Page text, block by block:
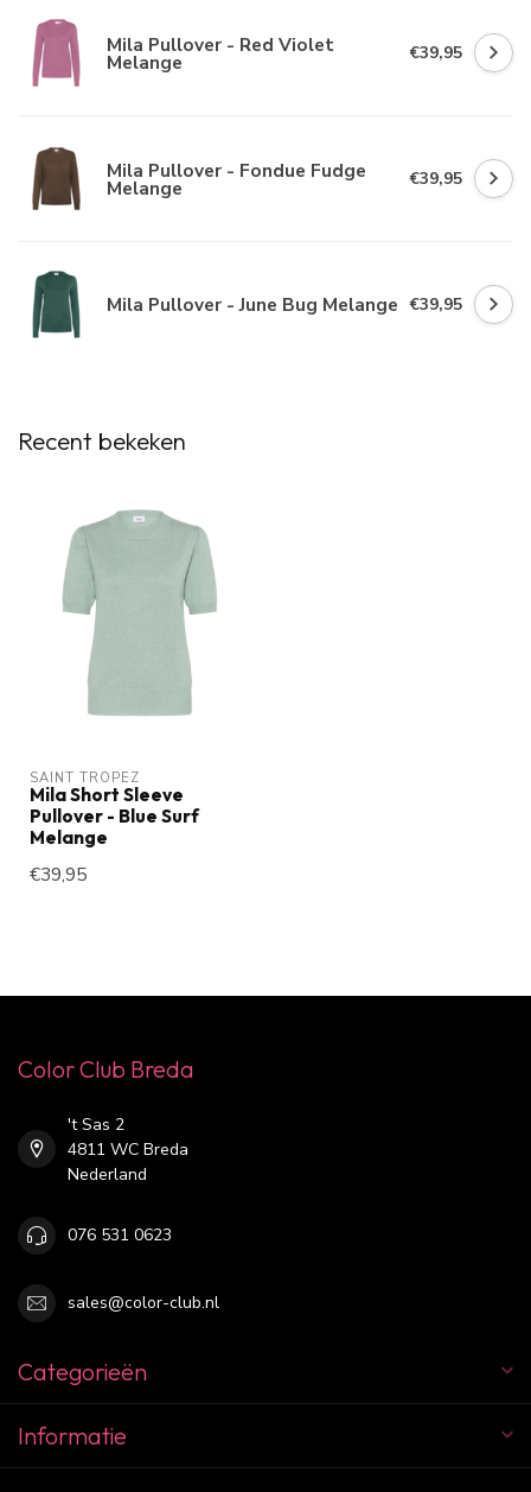
Mila Pullover - Red Violet
Melange €39,95
Mila Pullover - Fondue Fudge
Melange €39,95
Mila Pullover - June Bug Melange €39,95
Recent bekeken
SAINT TROPEZ
Mila Short Sleeve
Pullover - Blue Surf
Melange
€39,95
Color Club Breda
't Sas 2
4811 WC Breda
Nederland
076 531 0623
sales@color-club.nl
Categorieën
Informatie